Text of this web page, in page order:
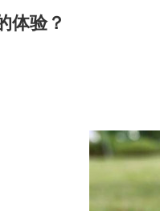
体验？